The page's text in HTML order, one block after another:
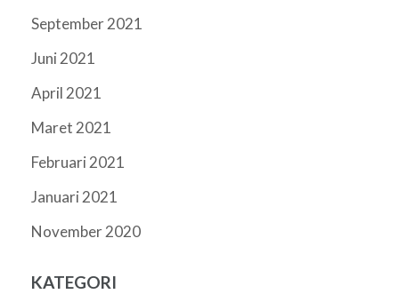
September 2021
Juni 2021
April 2021
Maret 2021
Februari 2021
Januari 2021
November 2020
KATEGORI